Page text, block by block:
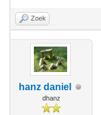
Zoek
hanz daniel
dhanz